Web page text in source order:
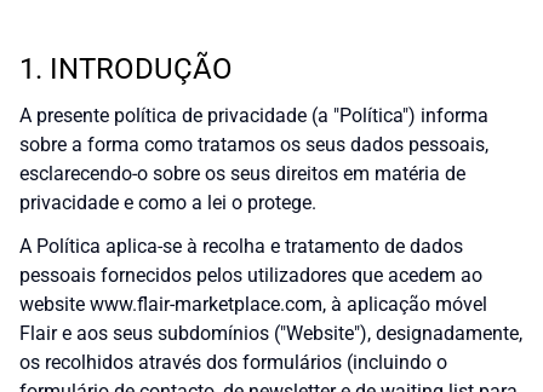
1. INTRODUÇÃO
A presente política de privacidade (a "Política") informa
sobre a forma como tratamos os seus dados pessoais,
esclarecendo-o sobre os seus direitos em matéria de
privacidade e como a lei o protege.
A Política aplica-se à recolha e tratamento de dados
pessoais fornecidos pelos utilizadores que acedem ao
website www.flair-marketplace.com, à aplicação móvel
Flair e aos seus subdomínios ("Website"), designadamente,
os recolhidos através dos formulários (incluindo o